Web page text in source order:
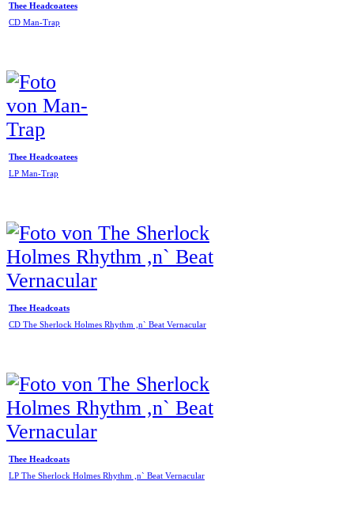
Thee Headcoatees
CD Man-Trap
Thee Headcoatees
LP Man-Trap
Thee Headcoats
CD The Sherlock Holmes Rhythm ,n` Beat Vernacular
Thee Headcoats
LP The Sherlock Holmes Rhythm ,n` Beat Vernacular